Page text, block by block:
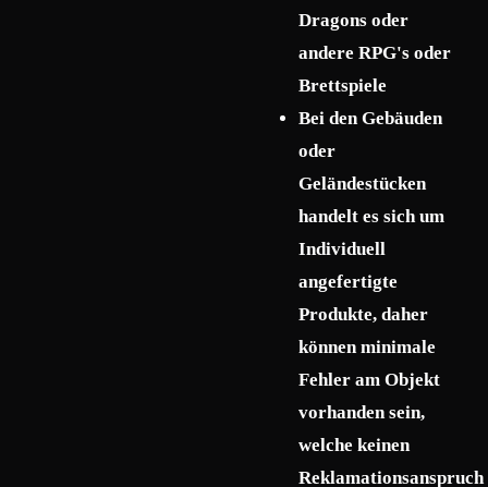
Dragons oder
andere RPG's oder
Brettspiele
Bei den Gebäuden
oder
Geländestücken
handelt es sich um
Individuell
angefertigte
Produkte, daher
können minimale
Fehler am Objekt
vorhanden sein,
welche keinen
Reklamationsanspruch